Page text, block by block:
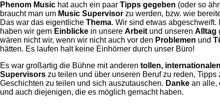
Phenom Music hat auch ein paar Tipps gegeben (oder so
braucht man um Music Supervisor zu werden, bzw. wie
Das war das eigentliche Thema. Wir sind etwas abgeschweift.
haben wir gern Einblicke in unsere Arbeitund unseren Alltag
wären nicht wir, wenn wir nicht auch vor den Problemen und
hätten. Es laufen halt keine Einhörner durch unser Büro!
Es war großartig die Bühne mit anderen tollen,
Supervisors zu teilen und über unseren Beruf zu reden, Tipps
Geschichten zu teilen und sich auszutauschen. Danke an alle,
und auch diejenigen, die es möglich gemacht haben.